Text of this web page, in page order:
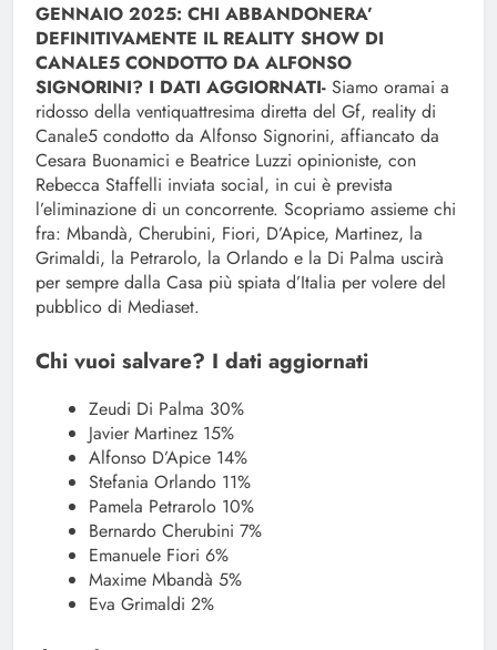
GENNAIO 2025: CHI ABBANDONERA’
DEFINITIVAMENTE IL REALITY SHOW DI
CANALE5 CONDOTTO DA ALFONSO
SIGNORINI? I DATI AGGIORNATI- Siamo oramai a
ridosso della ventiquattresima diretta del Gf, reality di
Canale5 condotto da Alfonso Signorini, affiancato da
Cesara Buonamici e Beatrice Luzzi opinioniste, con
Rebecca Staffelli inviata social, in cui è prevista
l’eliminazione di un concorrente. Scopriamo assieme chi
fra: Mbandà, Cherubini, Fiori, D’Apice, Martinez, la
Grimaldi, la Petrarolo, la Orlando e la Di Palma uscirà
per sempre dalla Casa più spiata d’Italia per volere del
pubblico di Mediaset.
Chi vuoi salvare? I dati aggiornati
Zeudi Di Palma 30%
Javier Martinez 15%
Alfonso D’Apice 14%
Stefania Orlando 11%
Pamela Petrarolo 10%
Bernardo Cherubini 7%
Emanuele Fiori 6%
Maxime Mbandà 5%
Eva Grimaldi 2%